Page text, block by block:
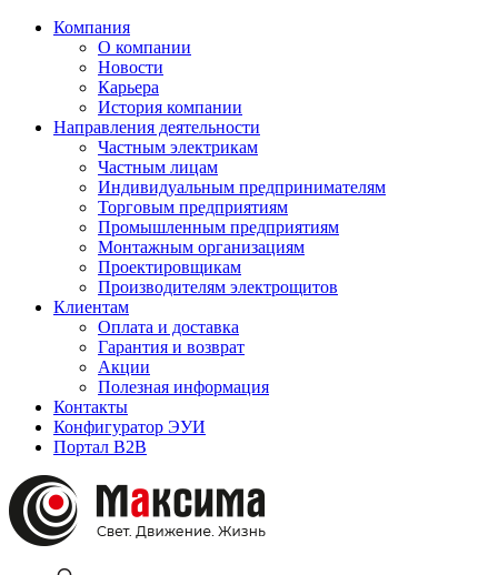
Компания
О компании
Новости
Карьера
История компании
Направления деятельности
Частным электрикам
Частным лицам
Индивидуальным предпринимателям
Торговым предприятиям
Промышленным предприятиям
Монтажным организациям
Проектировщикам
Производителям электрощитов
Клиентам
Оплата и доставка
Гарантия и возврат
Акции
Полезная информация
Контакты
Конфигуратор ЭУИ
Портал B2B